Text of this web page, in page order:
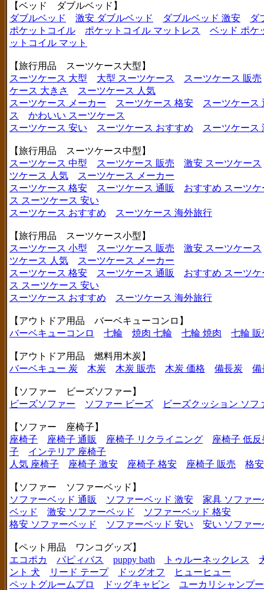
【ベッド ダブルベッド】
ダブルベッド
激安 ダブルベッド ダブルベッド 激安
ダ
ポケットコイル
ポケットコイル マットレス
ベッド ポケ
ットコイル マット
【旅行用品 スーツケース大型】
スーツケース 大型
大型 スーツケース
スーツケース 販売
ケース 大きさ
スーツケース 人気
スーツケース メーカー
スーツケース 格安
スーツケース
ス
かわいい スーツケース
スーツケース 安い
スーツケース おすすめ スーツケース
【旅行用品 スーツケース中型】
スーツケース 中型
スーツケース 販売
激安 スーツケース
ツケース 人気
スーツケース メーカー
スーツケース 格安
スーツケース 通販
おすすめ スーツケ
ス スーツケース 安い
スーツケース おすすめ
スーツケース 海外旅行
【旅行用品 スーツケース小型】
スーツケース 小型
スーツケース 販売
激安 スーツケース
ツケース 人気
スーツケース メーカー
スーツケース 格安
スーツケース 通販
おすすめ スーツケ
ス スーツケース 安い
スーツケース おすすめ
スーツケース 海外旅行
【アウトドア用品 バーベキューコンロ】
バーベキューコンロ
七輪 焼肉 七輪 七輪 焼肉 七輪 販
【アウトドア用品 燃料用木炭】
バーベキュー 炭
木炭 木炭 販売 木炭 価格 備長炭 備
【ソファー ビーズソファー】
ビーズソファー
ソファー ビーズ ビーズクッション ソフ
【ソファー 座椅子】
座椅子
座椅子 通販 座椅子 リクライニング
座椅子 低反
子
インテリア 座椅子
人気 座椅子
座椅子 激安 座椅子 格安 座椅子 販売 格
【ソファー ソファーベッド】
ソファーベッド 通販
ソファーベッド 激安
家具 ソファー
ベッド
激安 ソファーベッド
ソファーベッド 格安
格安 ソファーベッド
ソファーベッド 安い 安い ソファー
【ペット用品 ワンコグッズ】
エコポカ
パピィバス puppy bath トゥルーネックレス
ント 犬
リード テープ ドッグオフ
ヒューヒュー
ペットグルームプロ
ドッグキャビン ユーカリシャンプー